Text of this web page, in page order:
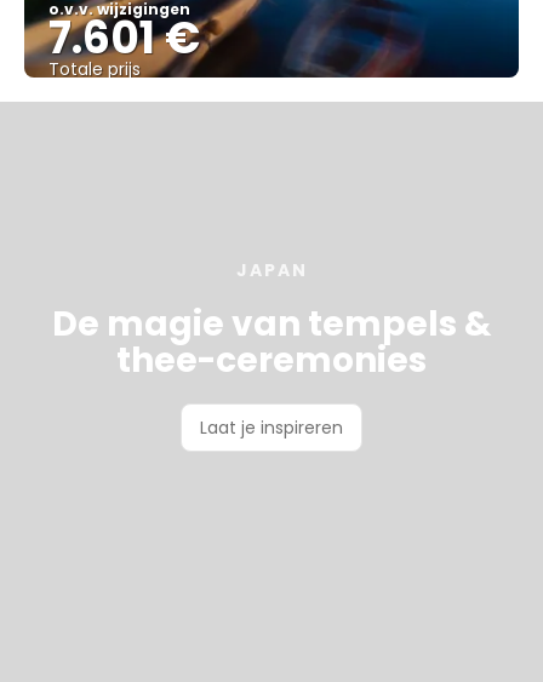
o.v.v. wijzigingen
7.601 €
Totale prijs
Bekijk
JAPAN
De magie van tempels &
thee-ceremonies
Laat je inspireren